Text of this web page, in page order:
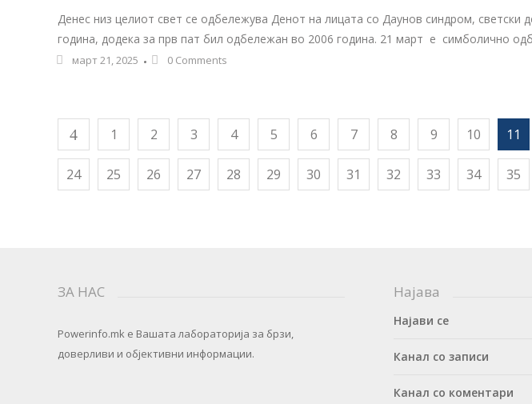
Денес низ целиот свет се одбележува Денот на лицата со Даунов синдром,
година, додека за прв пат бил одбележан во 2006 година. 21 март е симболично
март 21, 2025 0 Comments
1 2 3 4 5 6 7 8 9 10 11
24 25 26 27 28 29 30 31 32 33 34 35
ЗА НАС
Powerinfo.mk e Вашата лабораторија за брзи,
доверливи и објективни информации.
Најава
Најави се
Канал со записи
Канал со коментари